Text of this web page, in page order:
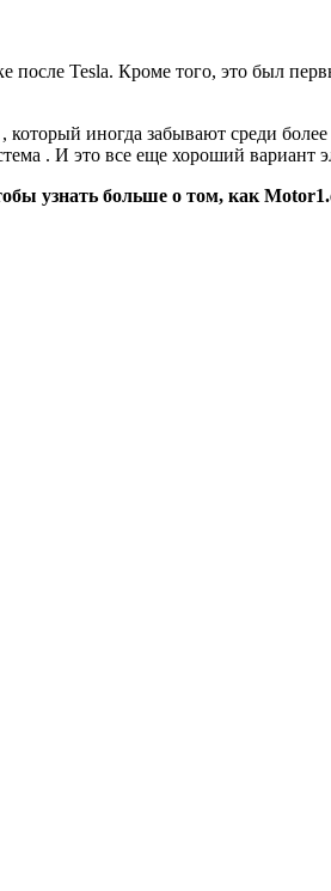
Tesla. Кроме того, это был
, который иногда забывают среди
. И это все еще хороший вариант
узнать больше о том, как